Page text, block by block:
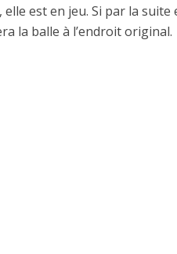
est en jeu. Si par la suite
la balle à l’endroit original.